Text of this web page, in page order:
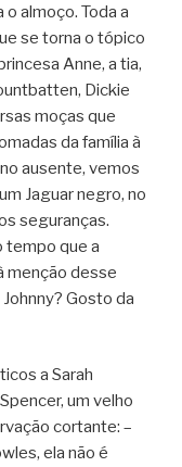
o almoço. Toda a
se torna o tópico
Anne, a tia,
Dickie
moças que
da família à
ausente, vemos
Jaguar negro, no
seguranças.
tempo que a
menção desse
Johnny? Gosto da
a Sarah
um velho
cortante: –
ela não é